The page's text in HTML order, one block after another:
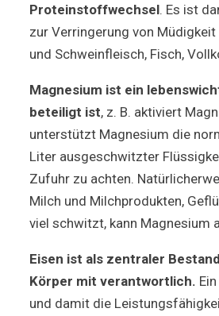
Proteinstoffwechsel. Es ist
zur Verringerung von
und Schweinfleisch, Fisch,
Magnesium ist ein
beteiligt ist, z. B. aktiviert
unterstützt Magnesium die
Liter ausgeschwitzter
Zufuhr zu achten.
Milch und Milchprodukten,
viel schwitzt, kann Magnesium
Eisen ist als zentraler
Körper mit verantwortlich.
und damit die